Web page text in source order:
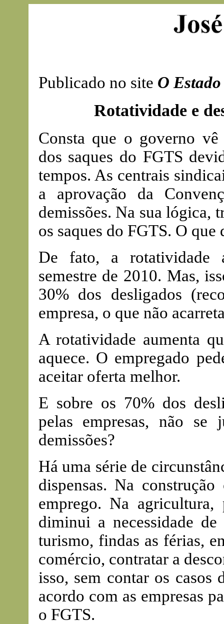
Publicado no site O
Rotatividade e
Consta que o governo
dos saques do FGTS
tempos. As centrais
a aprovação da
demissões. Na sua lógica,
os saques do FGTS. O que
De fato, a rotatividade
semestre de 2010. Mas,
30% dos desligados
empresa, o que não
A rotatividade aumenta
aquece. O empregado
aceitar oferta melhor.
E sobre os 70% dos
pelas empresas, não
demissões?
Há uma série de
dispensas. Na
emprego. Na
diminui a necessidade
turismo, findas as férias,
comércio, contratar a
isso, sem contar os casos
acordo com as empresas
o FGTS.